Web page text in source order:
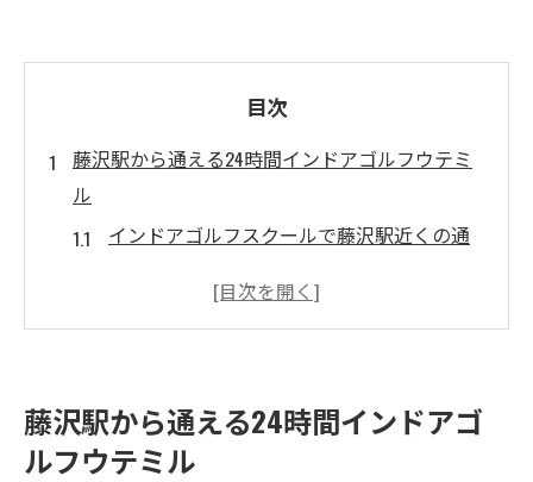
目次
藤沢駅から通える24時間インドアゴルフウテミ
ル
インドアゴルフスクールで藤沢駅近くの通
24時間営業のインドアゴルフスクールで時
の違いを比較
初心者歓迎のインドアゴルフスクールで安
藤沢駅から通える24時間インドアゴ
ルフウテミル